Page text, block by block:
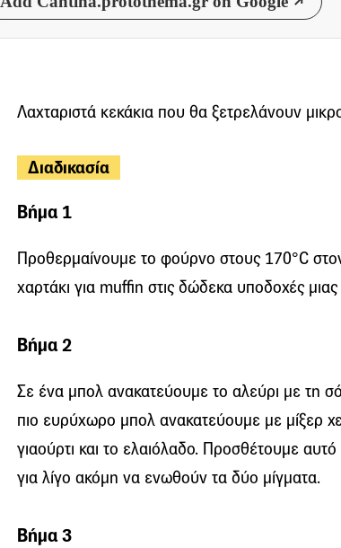
Λαχταριστά κεκάκια που θα ξετρελάνουν
Διαδικασία
Βήμα 1
Προθερμαίνουμε το φούρνο στους 170°C
χαρτάκι για muffin στις δώδεκα υποδοχές
Βήμα 2
Σε ένα μπολ ανακατεύουμε το αλεύρι με τη
πιο ευρύχωρο μπολ ανακατεύουμε με μίξερ
γιαούρτι και το ελαιόλαδο. Προσθέτουμε
για λίγο ακόμη να ενωθούν τα δύο μίγματα.
Βήμα 3